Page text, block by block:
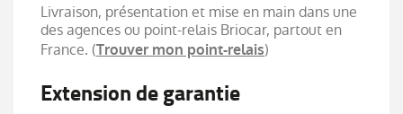
Livraison, présentation et mise en main dans une
des agences ou point-relais Briocar, partout en
France. (Trouver mon point-relais)
Extension de garantie